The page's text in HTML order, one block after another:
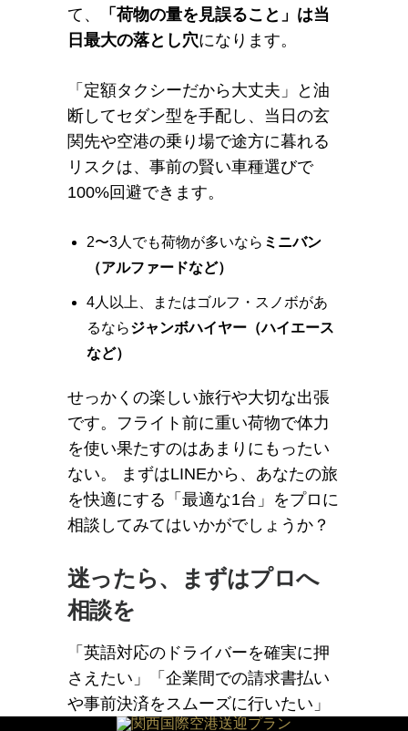
て、
「荷物の量を見誤ること」は当
日最大の落とし穴になります。
「定額タクシーだから大丈夫」と油
断してセダン型を手配し、当日の玄
関先や空港の乗り場で途方に暮れる
リスクは、事前の賢い車種選びで
100%回避できます。
2〜3人でも荷物が多いなら ミニバン
（アルファードなど）
4人以上、またはゴルフ・スノボがあ
るならジャンボハイヤー（ハイエース
など）
せっかくの楽しい旅行や大切な出張
です。フライト前に重い荷物で体力
を使い果たすのはあまりにもったい
ない。 まずはLINEから、あなたの旅
を快適にする「最適な1台」をプロに
相談してみてはいかがでしょうか？
迷ったら、まずはプロへ
相談を
「英語対応のドライバーを確実に押
さえたい」「企業間での請求書払い
や事前決済をスムーズに行いたい」